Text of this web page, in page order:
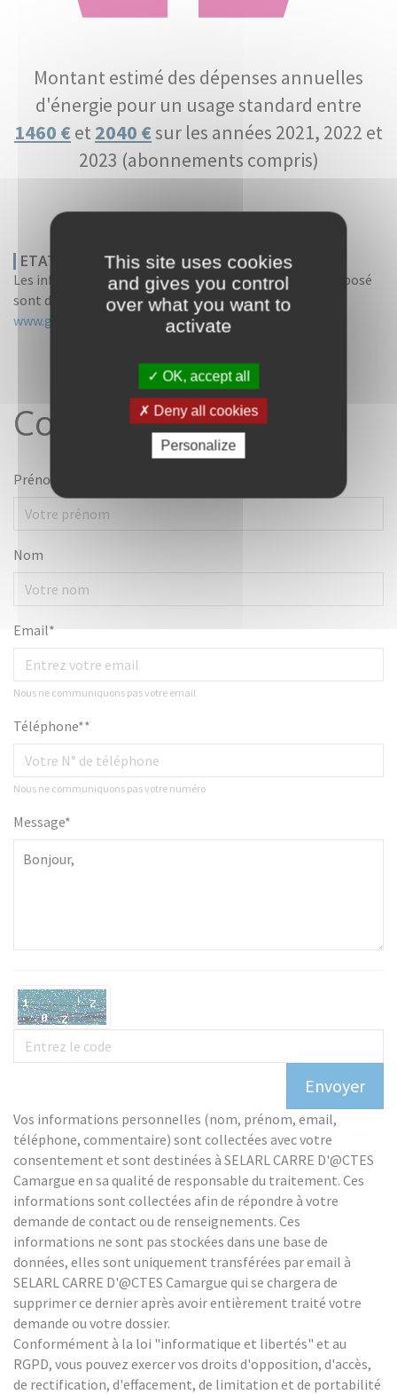
Montant estimé des dépenses annuelles
d'énergie pour un usage standard entre
1460 €et2040 €sur les années 2021, 2022 et
2023 (abonnements compris)
ETAT DES RISQUES
Les informations sur les risques auxquels ce bien est exposé
sont disponibles sur le site Géoriques :
www.georisques.gouv.fr
Contacter le notaire
Prénom
Nom
Email*
Nous ne communiquons pas votre email
Téléphone**
Nous ne communiquons pas votre numéro
Message*
Vos informations personnelles (nom, prénom, email,
téléphone, commentaire) sont collectées avec votre
consentement et sont destinées à SELARL CARRE D'@CTES
Camargue en sa qualité de responsable du traitement. Ces
informations sont collectées afin de répondre à votre
demande de contact ou de renseignements. Ces
informations ne sont pas stockées dans une base de
données, elles sont uniquement transférées par email à
SELARL CARRE D'@CTES Camargue qui se chargera de
supprimer ce dernier après avoir entièrement traité votre
demande ou votre dossier.
Conformément à la loi "informatique et libertés" et au
RGPD, vous pouvez exercer vos droits d'opposition, d'accès,
de rectification, d'effacement, de limitation et de portabilité
This site uses cookies
and gives you control
over what you want to
activate
OK, accept all
Deny all cookies
Personalize